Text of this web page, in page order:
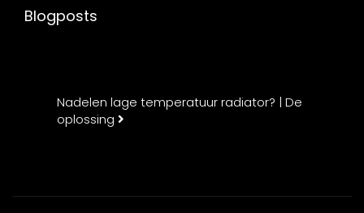
Blogposts
Nadelen lage temperatuur radiator? | De
oplossing